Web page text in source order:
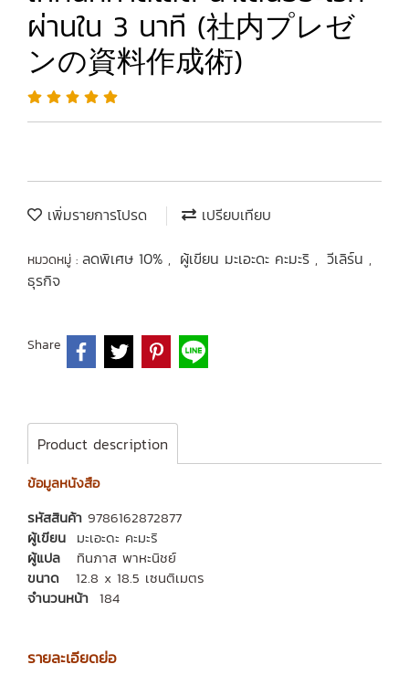
ผ่านใน 3 นาที (社内プレゼ
ンの資料作成術)
เพิ่มรายการโปรด เปรียบเทียบ
หมวดหมู่ : ลดพิเศษ 10% , ผู้เขียน มะเอะดะ คะมะริ , วีเลิร์น ,
ธุรกิจ
Share
Product description
ข้อมูลหนังสือ
รหัสสินค้า 9786162872877
ผู้เขียน มะเอะดะ คะมะริ
ผู้แปล
ทินภาส พาหะนิชย์
ขนาด 12.8 x 18.5 เซนติเมตร
จำนวนหน้า 184
รายละเอียดย่อ